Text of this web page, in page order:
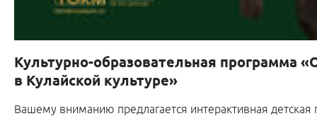
Культурно-образовательная программа
в Кулайской культуре»
Вашему вниманию предлагается интерактивная